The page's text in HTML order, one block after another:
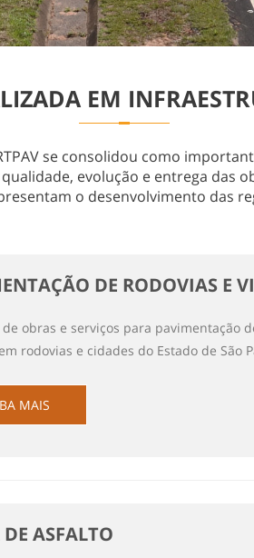
EM
se consolidou como
evolução e entrega das
o desenvolvimento das
DE RODOVIAS E
de obras e serviços para pavimentação
rodovias e cidades do Estado de São
MAIS
ASFALTO